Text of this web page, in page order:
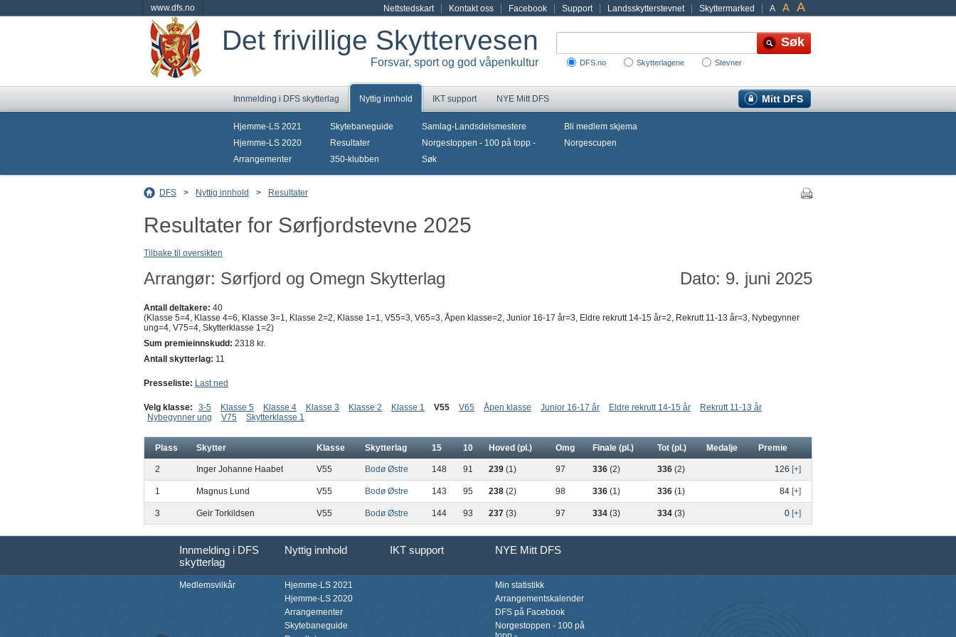
www.dfs.no A A A
Nettstedskart Kontakt oss Facebook Support Landsskytterstevnet Skyttermarked
Det frivillige Skyttervesen
Forsvar, sport og god våpenkultur DFS.no Skytterlagene Stevner
Innmelding i DFS skytterlag Nyttig innhold IKT support Mitt DFS
NYE Mitt DFS
Hjemme-LS 2021
Hjemme-LS 2020
Arrangementer
Skytebaneguide
Resultater
350-klubben
Samlag-Landsdelsmestere
Norgestoppen - 100 på topp -
Søk
Bli medlem skjema
Norgescupen
DFS > Nyttig innhold > Resultater
Resultater for Sørfjordstevne 2025
Tilbake til oversikten
Arrangør: Sørfjord og Omegn Skytterlag Dato: 9. juni 2025
Antall deltakere: 40
(Klasse 5=4, Klasse 4=6, Klasse 3=1, Klasse 2=2, Klasse 1=1, V55=3, V65=3, Åpen klasse=2, Junior 16-17 år=3, Eldre rekrutt 14-15 år=2, Rekrutt 11-13 år=3, Nybegynner
ung=4, V75=4, Skytterklasse 1=2)
Sum premieinnskudd: 2318 kr.
Antall skytterlag: 11
Presseliste: Last ned
Velg klasse: 3-5 Klasse 5 Klasse 4 Klasse 3 Klasse 2 Klasse 1 V55 V65 Åpen klasse Junior 16-17 år Eldre rekrutt 14-15 år
Rekrutt 11-13 år
Nybegynner ung
V75 Skytterklasse 1
Plass Skytter Klasse Skytterlag 15 10 Hoved (pl.) Omg Finale (pl.) Tot (pl.) Medalje Premie
2 Inger Johanne Haabet V55 Bodø Østre 148 91 239 (1) 97 336 (2) 336 (2) 126 [+]
1 Magnus Lund V55 Bodø Østre 143 95 238 (2) 98 336 (1) 336 (1) 84 [+]
3 Geir Torkildsen V55 Bodø Østre 144 93 237 (3) 97 334 (3) 334 (3) 0 [+]
Innmelding i DFS
skytterlag
Nyttig innhold IKT support NYE Mitt DFS
Medlemsvilkår
Hjemme-LS 2021
Hjemme-LS 2020
Arrangementer
Skytebaneguide
Min statistikk
Arrangementskalender
DFS på Facebook
Norgestoppen - 100 på